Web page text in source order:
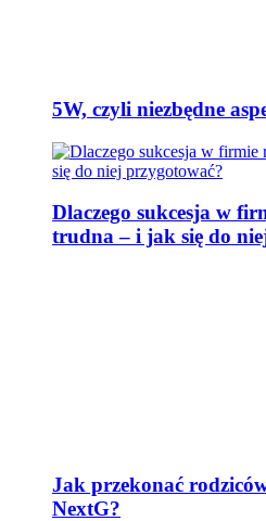
5W, czyli niezbędne
Dlaczego sukcesja w
trudna – i jak się do
Jak przekonać
NextG?